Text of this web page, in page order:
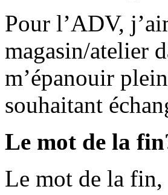
Pour l’ADV,
magasin/atelier
m’épanouir
souhaitant
Le mot de la
Le mot de la fin,